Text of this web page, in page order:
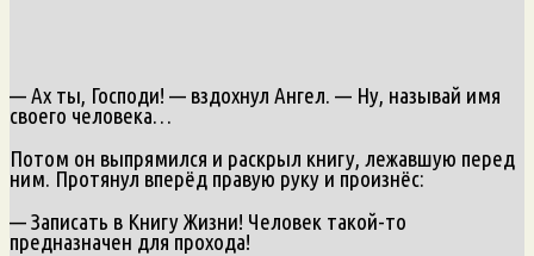
— Ах ты, Господи! — вздохнул Ангел. — Ну, называй имя
своего человека…
Потом он выпрямился и раскрыл книгу, лежавшую перед
ним. Протянул вперёд правую руку и произнёс:
— Записать в Книгу Жизни! Человек такой-то
предназначен для прохода!